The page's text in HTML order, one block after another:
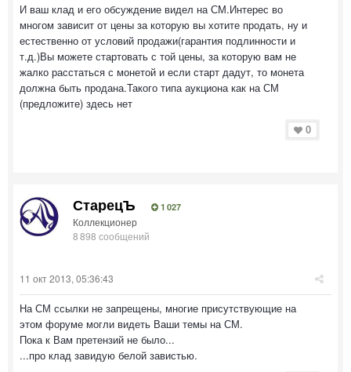
И ваш клад и его обсуждение видел на СМ.Интерес во
многом зависит от цены за которую вы хотите продать, ну и
естественно от условий продажи(гарантия подлинности и
т.д.)Вы можете стартовать с той цены, за которую вам не
жалко расстаться с монетой и если старт дадут, то монета
должна быть продана.Такого типа аукциона как на СМ
(предложите) здесь нет
0
СтарецЪ 1 027
Коллекционер
8 898 сообщений
11 окт 2013, 05:36:43
На СМ ссылки не запрещены, многие присутствующие на
этом форуме могли видеть Ваши темы на СМ.
Пока к Вам претензий не было...
...про клад завидую белой завистью.